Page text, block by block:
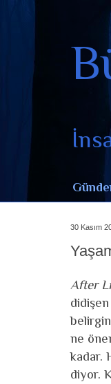
30 Kasım
After
ne
kadar.
diyor.